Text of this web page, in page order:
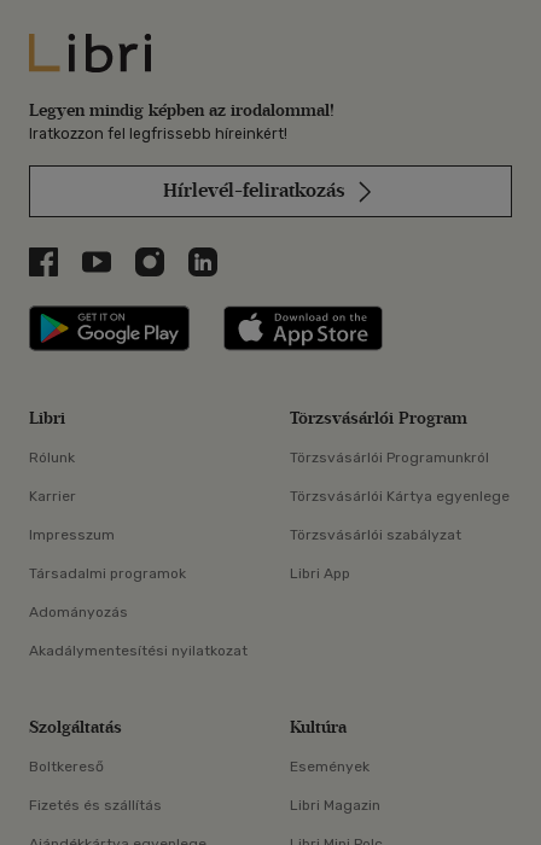
Libri
Legyen mindig képben az irodalommal!
Iratkozzon fel legfrissebb híreinkért!
Hírlevél-feliratkozás
Libri a Facebookon
Libri a Youtube-on
Libri az Instagramon
Libri a LinkedInen
Libri applikáció Szerezd meg: Google
Libri
Rólunk
Karrier
Impresszum
Társadalmi programok
Adományozás
Akadálymentesítési nyilatkozat
Törzsvásárlói Program
Törzsvásárlói Programunkról
Törzsvásárlói Kártya egyenlege
Törzsvásárlói szabályzat
Libri App
Szolgáltatás
Boltkereső
Fizetés és szállítás
Kultúra
Események
Libri Magazin